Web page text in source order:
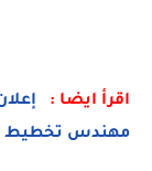
اقرأ ايضا :
مهندس تخطيط